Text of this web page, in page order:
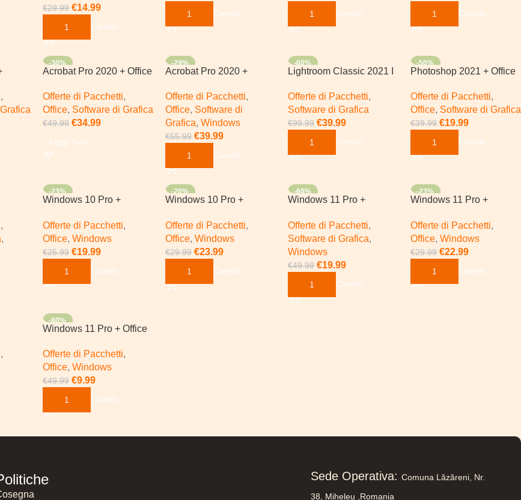
€29.99 €14.99
Aggiungi Al Carrello
Aggiungi Al Carrello Aggiungi Al Carrello Aggiungi Al Carrello
,
-30%
SOLD OUT
Acrobat Pro 2020 + Office
Offerte di Pacchetti,
Office, Software di Grafica
€49.99 €34.99
Leggi Tutto
-29%
Acrobat Pro 2020 +
Microsoft Office 2024 Pro
Plus
Offerte di Pacchetti,
Office, Software di
Grafica, Windows
€55.99 €39.99
Aggiungi Al Carrello
-60%
Lightroom Classic 2021 I
Offerte di Pacchetti,
Software di Grafica
€99.99 €39.99
Aggiungi Al Carrello
-50%
Photoshop 2021 + Office
Offerte di Pacchetti,
Office, Software di Grafica
€39.99 €19.99
Aggiungi Al Carrello
,
,
-23%
Windows 10 Pro +
Plus
Offerte di Pacchetti,
Office, Windows
€25.99 €19.99
Aggiungi Al Carrello
-20%
Windows 10 Pro +
Plus
Offerte di Pacchetti,
Office, Windows
€29.99 €23.99
Aggiungi Al Carrello
-60%
Windows 11 Pro +
Offerte di Pacchetti,
Software di Grafica,
Windows
€49.99 €19.99
Aggiungi Al Carrello
-23%
Windows 11 Pro +
Plus
Offerte di Pacchetti,
Office, Windows
€29.99 €22.99
Aggiungi Al Carrello
,
-80%
Windows 11 Pro + Office
Offerte di Pacchetti,
Office, Windows
€49.99 €9.99
Aggiungi Al Carrello
Sede Operativa: Comuna Lăzăreni, Nr.
38, Miheleu , Romania